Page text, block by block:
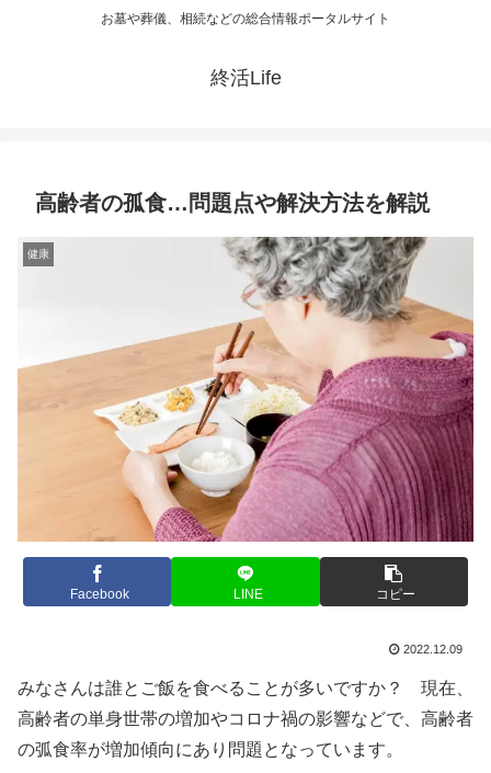
お墓や葬儀、相続などの総合情報ポータルサイト
終活Life
高齢者の孤食…問題点や解決方法を解説
健康
Facebook LINE コピー
2022.12.09
みなさんは誰とご飯を食べることが多いですか？ 現在、
高齢者の単身世帯の増加やコロナ禍の影響などで、高齢者
の弧食率が増加傾向にあり問題となっています。